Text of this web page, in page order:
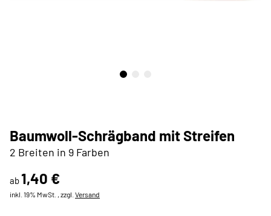
Baumwoll-Schrägband mit Streifen
2 Breiten in 9 Farben
ab1,40 €
inkl. 19% MwSt. , zzgl. Versand